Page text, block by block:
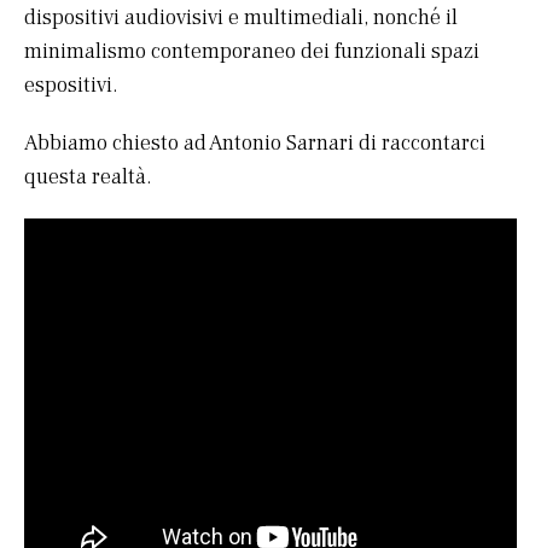
dispositivi audiovisivi e multimediali, nonché il
minimalismo contemporaneo dei funzionali spazi
espositivi.
Abbiamo chiesto ad Antonio Sarnari di raccontarci
questa realtà.